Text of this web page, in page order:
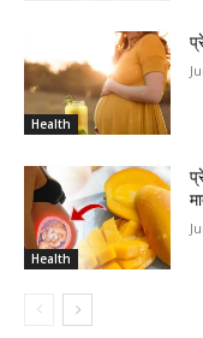
Health
Health